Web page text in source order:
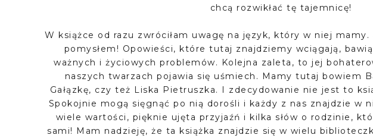
chcą rozwikłać tę tajemnicę!
W książce od razu zwróciłam uwagę na język, który w niej
pomysłem! Opowieści, które tutaj znajdziemy wciągają,
ważnych i życiowych problemów. Kolejna zaleta, to jej
naszych twarzach pojawia się uśmiech. Mamy tutaj bowiem
Gałązkę, czy też Liska Pietruszka. I zdecydowanie nie jest to
Spokojnie mogą sięgnąć po nią dorośli i każdy z nas znajdzie w
wiele wartości, pięknie ujęta przyjaźń i kilka słów o rodzinie,
sami! Mam nadzieję, że ta książka znajdzie się w wielu